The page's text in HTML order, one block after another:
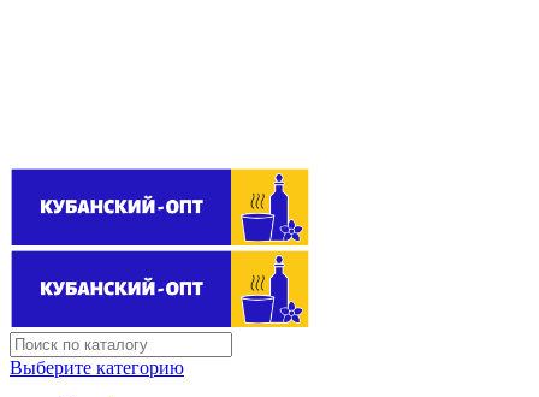
Выберите категорию